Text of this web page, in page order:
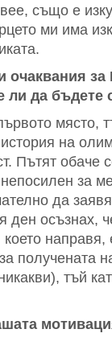
също е
ми има
очаквания
ли да бъдете
място,
на
Пътят обаче
за
да
ден осъзнах,
получената
тъй